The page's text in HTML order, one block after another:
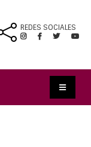
REDES SOCIALES